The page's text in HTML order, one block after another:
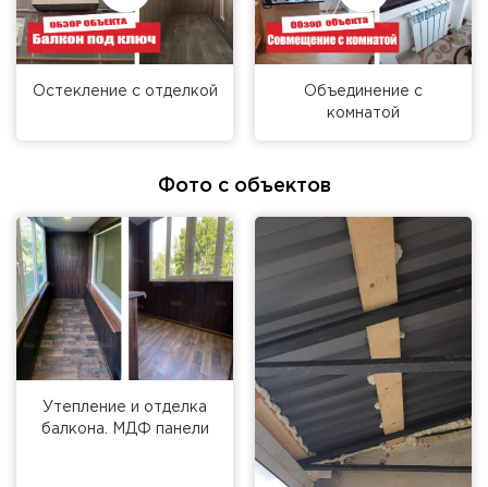
Остекление с отделкой
Объединение с
комнатой
Фото с объектов
Утепление и отделка
балкона. МДФ панели